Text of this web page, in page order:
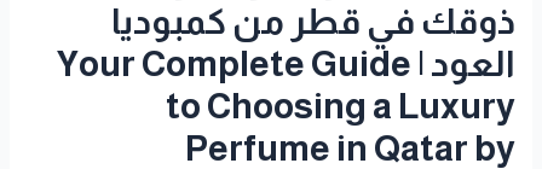
ذوقك في قطر من كمبوديا
العود | Your Complete Guide
to Choosing a Luxury
Perfume in Qatar by